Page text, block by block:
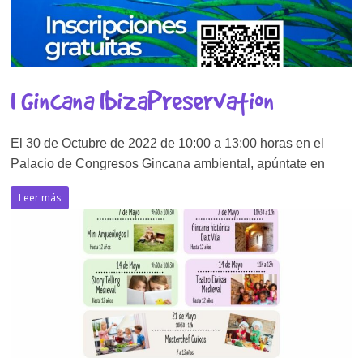
I Gincana IbizaPreservation
El 30 de Octubre de 2022 de 10:00 a 13:00 horas en el
Palacio de Congresos Gincana ambiental, apúntate en
Leer más